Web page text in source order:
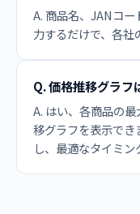
A. 商品名、JANコ
力するだけで、各社
Q. 価格推移グラフ
A. はい、各商品の
移グラフを表示でき
し、最適なタイミン